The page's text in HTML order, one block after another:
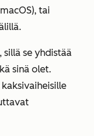
tai
se yhdistää
sinä olet.